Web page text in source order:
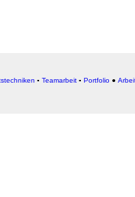
▪ Teamarbeit ▪ Portfolio ●